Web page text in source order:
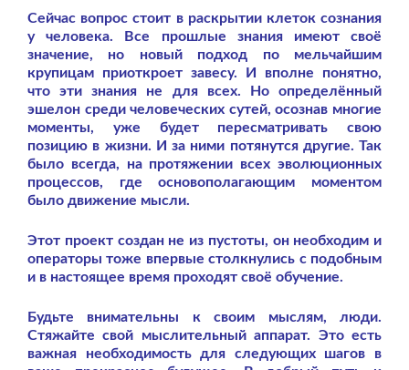
Сейчас вопрос стоит в раскрытии клеток сознания
у человека. Все прошлые знания имеют своё
значение, но новый подход по мельчайшим
крупицам приоткроет завесу. И вполне понятно,
что эти знания не для всех. Но определённый
эшелон среди человеческих сутей, осознав многие
моменты, уже будет пересматривать свою
позицию в жизни. И за ними потянутся другие. Так
было всегда, на протяжении всех эволюционных
процессов, где основополагающим моментом
было движение мысли.
Этот проект создан не из пустоты, он необходим и
операторы тоже впервые столкнулись с подобным
и в настоящее время проходят своё обучение.
Будьте внимательны к своим мыслям, люди.
Стяжайте свой мыслительный аппарат. Это есть
важная необходимость для следующих шагов в